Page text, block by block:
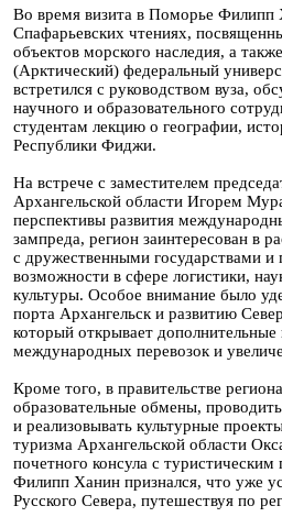
Во время визита в Поморье Филипп
Спафарьевских чтениях,
объектов морского наследия, а
(Арктический) федеральный
встретился с руководством вуза,
научного и образовательного
студентам лекцию о географии,
Республики Фиджи.
На встрече с заместителем
Архангельской области Игорем
перспективы развития
зампреда, регион заинтересован в
с дружественными государствами и
возможности в сфере логистики,
культуры. Особое внимание было
порта Архангельск и развитию
который открывает
международных перевозок и
Кроме того, в правительстве
образовательные обмены,
и реализовывать культурные
туризма Архангельской области
почетного консула с
Филипп Ханин признался, что уже
Русского Севера, путешествуя по